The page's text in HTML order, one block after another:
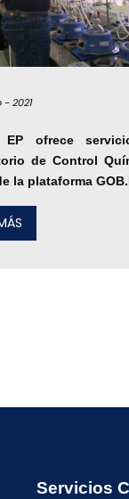
- 2021
EP ofrece
de Control
la plataforma
Servicios